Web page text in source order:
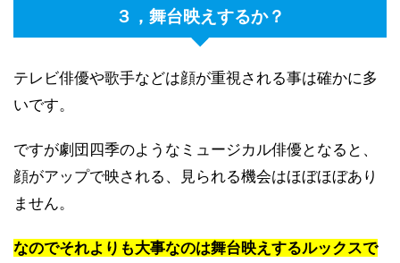
３，舞台映えするか？
テレビ俳優や歌手などは顔が重視される事は確かに多
いです。
ですが劇団四季のようなミュージカル俳優となると、
顔がアップで映される、見られる機会はほぼほぼあり
ません。
なのでそれよりも大事なのは舞台映えするルックスで